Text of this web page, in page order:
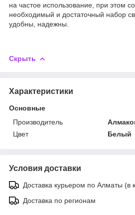
на частое использование, при этом
необходимый и достаточный набор
удобны, надежны.
Скрыть
Характеристики
Основные
Производитель
Цвет
Белый
Условия доставки
Доставка курьером по Алматы (в
Доставка по регионам